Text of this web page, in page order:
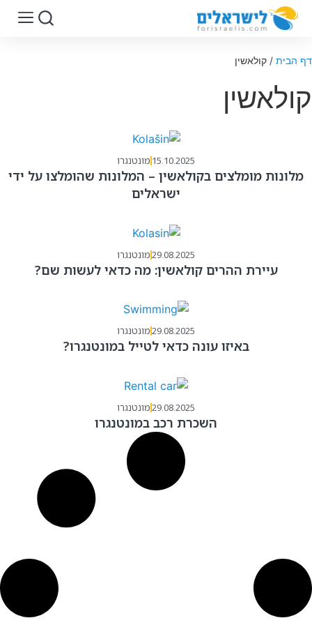
דף הבית / קולאשין
קולאשין
15.10.2025 מונטנגרו
מלונות מומלצים בקולאשין – המלונות שהומלצו על ידי
ישראלים
29.08.2025מונטנגרו
עיירת ההרים קולאשין: מה כדאי לעשות שם?
29.08.2025מונטנגרו
באיזו עונה כדאי לטייל במונטנגרו?
29.08.2025מונטנגרו
השכרת רכב במונטנגרו